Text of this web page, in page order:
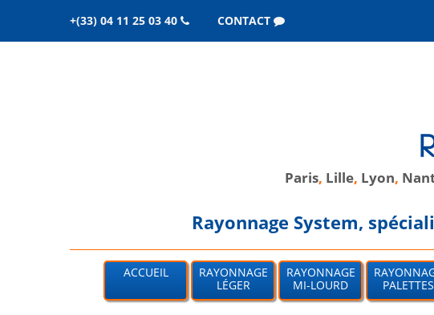
+(33) 04 11 25 03 40 CONTACT
Paris, Lille, Lyon,
Rayonnage System,
ACCUEIL
RAYONNAGE
LÉGER
RAYONNAGE
MI-LOURD
PALETTES